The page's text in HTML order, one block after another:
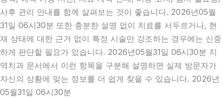
사후 관리 안내를 함께 살펴보는 것이 좋습니다. 2026년05월
31일 06시30분 또한 충분한 설명 없이 치료를 서두르거나, 현
재 상태에 대한 근거 없이 특정 시술만 강조하는 경우에는 신중
하게 판단할 필요가 있습니다. 2026년05월31일 06시30분 지
역치과 문서에서 이런 항목을 구분해 설명하면 실제 방문자가
자신의 상황에 맞는 정보를 더 쉽게 찾을 수 있습니다. 2026년
05월31일 06시30분